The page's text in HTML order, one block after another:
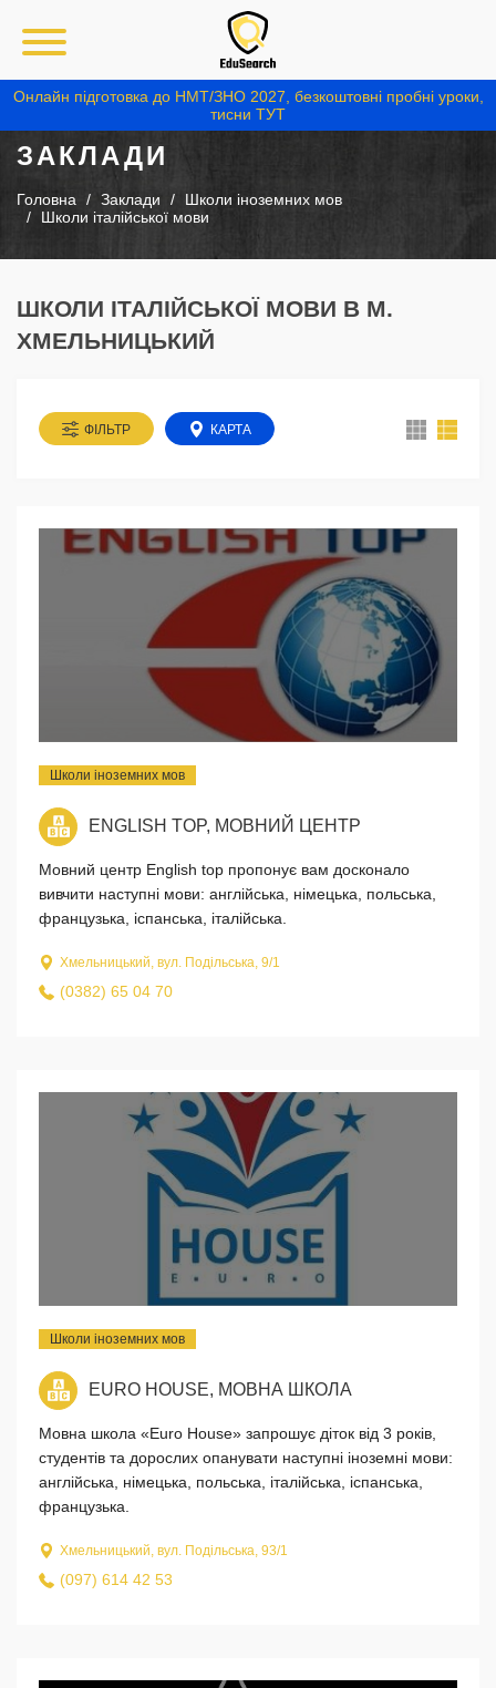
Онлайн підготовка до НМТ/ЗНО 2027, безкоштовні пробні уроки,
тисни ТУТ
ЗАКЛАДИ
Головна Заклади
Школи іноземних мов
Школи італійської мови
ШКОЛИ ІТАЛІЙСЬКОЇ МОВИ В М.
ХМЕЛЬНИЦЬКИЙ
ФІЛЬТР КАРТА
Школи іноземних мов
ENGLISH TOP, МОВНИЙ ЦЕНТР
Мовний центр English top пропонує вам досконало
вивчити наступні мови: англійська, німецька, польська,
французька, іспанська, італійська.
Хмельницький, вул. Подільська, 9/1
(0382) 65 04 70
Школи іноземних мов
EURO HOUSE, МОВНА ШКОЛА
Мовна школа «Euro House» запрошує діток від 3 років,
студентів та дорослих опанувати наступні іноземні мови:
англійська, німецька, польська, італійська, іспанська,
французька.
Хмельницький, вул. Подільська, 93/1
(097) 614 42 53